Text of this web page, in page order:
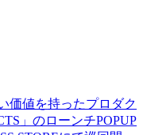
価値を持ったプロダク
」のローンチPOPUP